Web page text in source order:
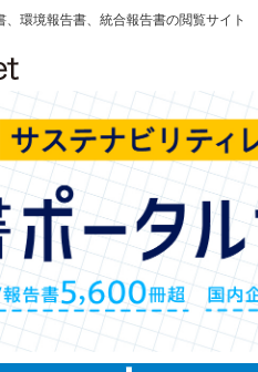
環境報告書、統合報告書の閲覧サイト